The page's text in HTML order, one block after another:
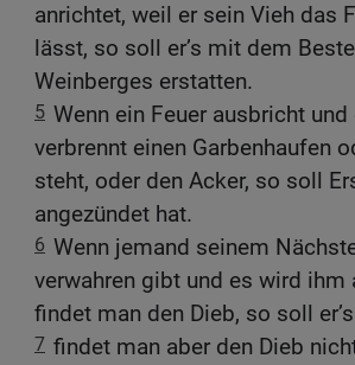
anrichtet, weil er sein Vieh das
lässt, so soll er’s mit dem
Weinberges erstatten.
5 Wenn ein Feuer ausbricht
verbrennt einen Garbenhaufen
steht, oder den Acker, so soll
angezündet hat.
6 Wenn jemand seinem
verwahren gibt und es wird
findet man den Dieb, so soll
7 findet man aber den Dieb